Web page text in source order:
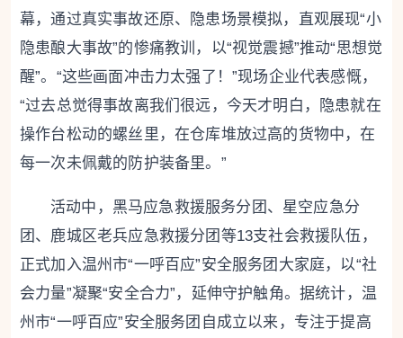
幕，通过真实事故还原、隐患场景模拟，直观展现“小
隐患酿大事故”的惨痛教训，以“视觉震撼”推动“思想觉
醒”。“这些画面冲击力太强了！”现场企业代表感慨，
“过去总觉得事故离我们很远，今天才明白，隐患就在
操作台松动的螺丝里，在仓库堆放过高的货物中，在
每一次未佩戴的防护装备里。”
活动中，黑马应急救援服务分团、星空应急分
团、鹿城区老兵应急救援分团等13支社会救援队伍，
正式加入温州市“一呼百应”安全服务团大家庭，以“社
会力量”凝聚“安全合力”，延伸守护触角。据统计，温
州市“一呼百应”安全服务团自成立以来，专注于提高